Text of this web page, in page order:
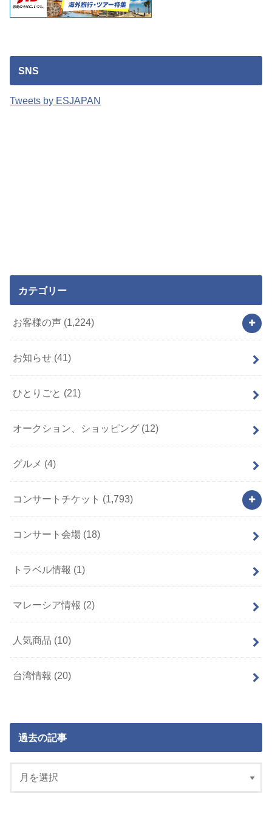
SNS
Tweets by ESJAPAN
カテゴリー
お客様の声 (1,224)
お知らせ (41)
ひとりごと (21)
オークション、ショッピング (12)
グルメ (4)
コンサートチケット (1,793)
コンサート会場 (18)
トラベル情報 (1)
マレーシア情報 (2)
人気商品 (10)
台湾情報 (20)
過去の記事